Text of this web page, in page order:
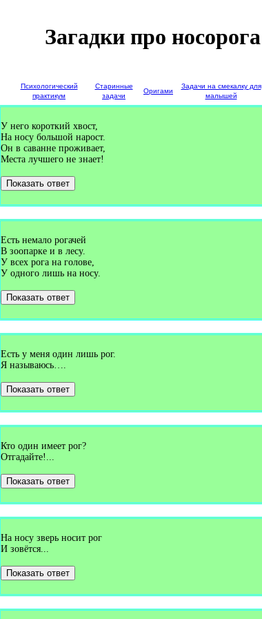
Загадки про носорога
Психологический
практикум
Старинные
задачи
Оригами
Задачи на смекалку для
малышей
У него короткий хвост,
На носу большой нарост.
Он в саванне проживает,
Места лучшего не знает!
Показать ответ
Есть немало рогачей
В зоопарке и в лесу.
У всех рога на голове,
У одного лишь на носу.
Показать ответ
Есть у меня один лишь рог.
Я называюсь….
Показать ответ
Кто один имеет рог?
Отгадайте!...
Показать ответ
На носу зверь носит рог
И зовётся...
Показать ответ